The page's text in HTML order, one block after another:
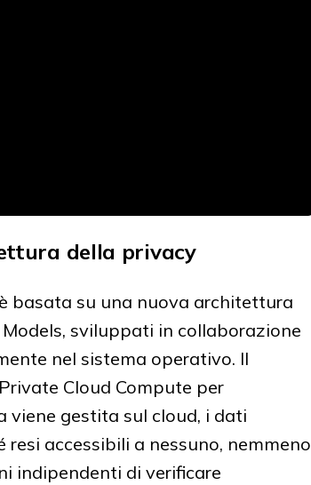
della privacy
è basata su una nuova architettura
sviluppati in collaborazione
nel sistema operativo. Il
Cloud Compute per
viene gestita sul cloud, i dati
accessibili a nessuno, nemmeno
indipendenti di verificare